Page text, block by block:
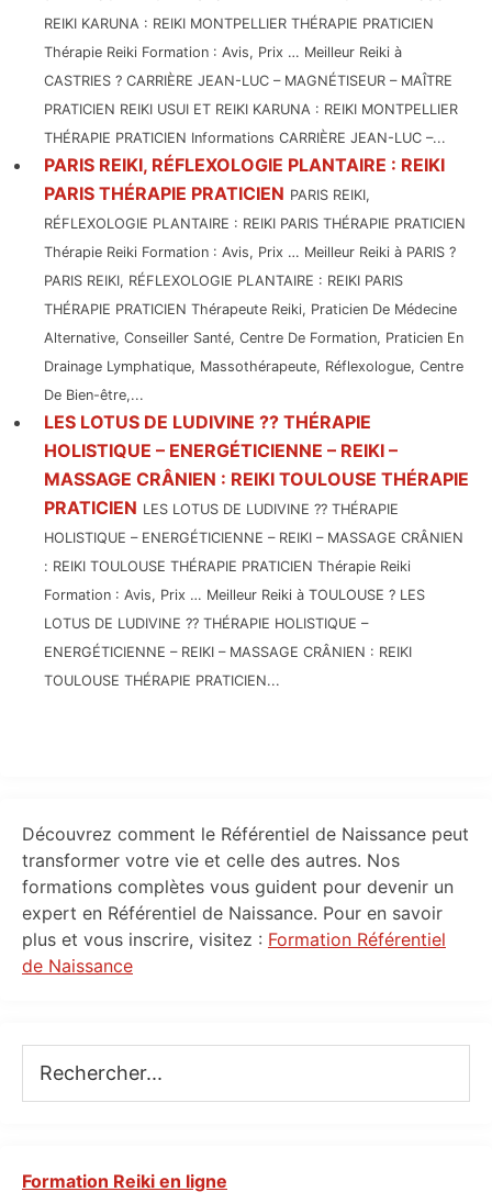
REIKI KARUNA : REIKI MONTPELLIER THÉRAPIE PRATICIEN
Thérapie Reiki Formation : Avis, Prix … Meilleur Reiki à
CASTRIES ? CARRIÈRE JEAN-LUC – MAGNÉTISEUR – MAÎTRE
PRATICIEN REIKI USUI ET REIKI KARUNA : REIKI MONTPELLIER
THÉRAPIE PRATICIEN Informations CARRIÈRE JEAN-LUC –...
PARIS REIKI, RÉFLEXOLOGIE PLANTAIRE : REIKI
PARIS THÉRAPIE PRATICIEN PARIS REIKI,
RÉFLEXOLOGIE PLANTAIRE : REIKI PARIS THÉRAPIE PRATICIEN
Thérapie Reiki Formation : Avis, Prix … Meilleur Reiki à PARIS ?
PARIS REIKI, RÉFLEXOLOGIE PLANTAIRE : REIKI PARIS
THÉRAPIE PRATICIEN Thérapeute Reiki, Praticien De Médecine
Alternative, Conseiller Santé, Centre De Formation, Praticien En
Drainage Lymphatique, Massothérapeute, Réflexologue, Centre
De Bien-être,...
LES LOTUS DE LUDIVINE ?? THÉRAPIE
HOLISTIQUE – ENERGÉTICIENNE – REIKI –
MASSAGE CRÂNIEN : REIKI TOULOUSE THÉRAPIE
PRATICIEN LES LOTUS DE LUDIVINE ?? THÉRAPIE
HOLISTIQUE – ENERGÉTICIENNE – REIKI – MASSAGE CRÂNIEN
: REIKI TOULOUSE THÉRAPIE PRATICIEN Thérapie Reiki
Formation : Avis, Prix … Meilleur Reiki à TOULOUSE ? LES
LOTUS DE LUDIVINE ?? THÉRAPIE HOLISTIQUE –
ENERGÉTICIENNE – REIKI – MASSAGE CRÂNIEN : REIKI
TOULOUSE THÉRAPIE PRATICIEN...
Primary
Sidebar
Découvrez comment le Référentiel de Naissance peut
transformer votre vie et celle des autres. Nos
formations complètes vous guident pour devenir un
expert en Référentiel de Naissance. Pour en savoir
plus et vous inscrire, visitez : Formation Référentiel
de Naissance
Formation Reiki en ligne